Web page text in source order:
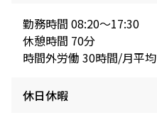
勤務時間 08:20～17:30
休憩時間 70分
時間外労働 30時間/月平均
休日休暇